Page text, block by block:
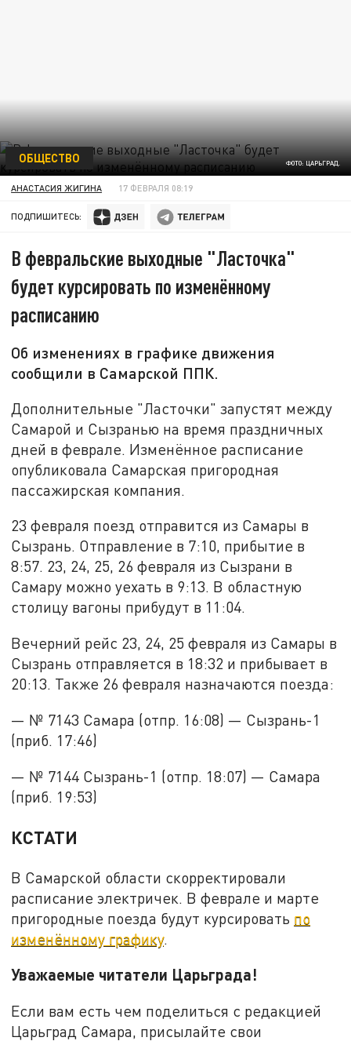
ФОТО: ЦАРЬГРАД.
ОБЩЕСТВО
АНАСТАСИЯ ЖИГИНА 17 ФЕВРАЛЯ 08:19
ПОДПИШИТЕСЬ:
В февральские выходные "Ласточка"
будет курсировать по изменённому
расписанию
Об изменениях в графике движения
сообщили в Самарской ППК.
Дополнительные "Ласточки" запустят между
Самарой и Сызранью на время праздничных
дней в феврале. Изменённое расписание
опубликовала Самарская пригородная
пассажирская компания.
23 февраля поезд отправится из Самары в
Сызрань. Отправление в 7:10, прибытие в
8:57. 23, 24, 25, 26 февраля из Сызрани в
Самару можно уехать в 9:13. В областную
столицу вагоны прибудут в 11:04.
Вечерний рейс 23, 24, 25 февраля из Самары в
Сызрань отправляется в 18:32 и прибывает в
20:13. Также 26 февраля назначаются поезда:
— № 7143 Самара (отпр. 16:08) — Сызрань-1
(приб. 17:46)
— № 7144 Сызрань-1 (отпр. 18:07) — Самара
(приб. 19:53)
КСТАТИ
В Самарской области скорректировали
расписание электричек. В феврале и марте
пригородные поезда будут курсировать по
изменённому графику.
Уважаемые читатели Царьграда!
Если вам есть чем поделиться с редакцией
Царьград Самара, присылайте свои